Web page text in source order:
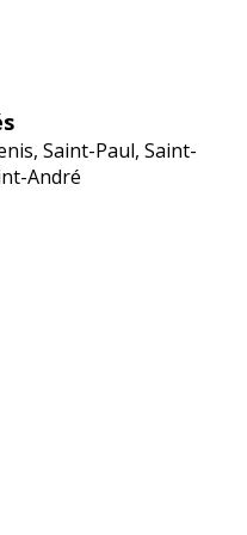
Saint-Paul, Saint-
André